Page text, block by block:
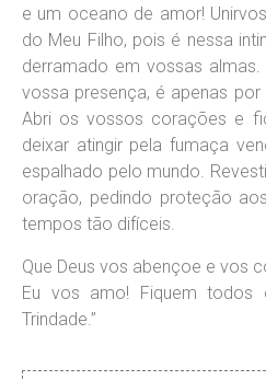
e um oceano de amor!
do Meu Filho, pois é nessa
derramado em vossas
vossa presença, é apenas
Abri os vossos corações e
deixar atingir pela fumaça
espalhado pelo mundo.
oração, pedindo proteção
tempos tão difíceis.
Que Deus vos abençoe e vos
Eu vos amo! Fiquem todos
Trindade.”